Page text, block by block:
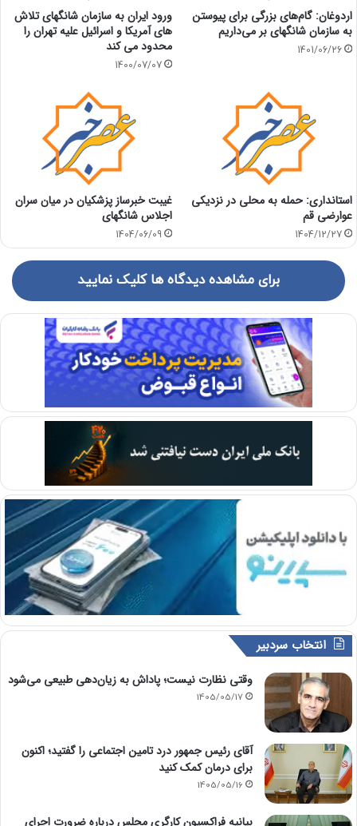
اردوغان: گام‌های بزرگی برای پیوستن
به سازمان شانگهای بر می‌داریم
1401/06/26
ورود ایران به سازمان شانگهای تلاش
های آمریکا و اسرائیل علیه تهران را
محدود می کند
1400/07/07
استانداری: حمله به محلی در نزدیکی
عوارضی قم
1404/12/27
غیبت خبرساز پزشکیان در میان سران
اجلاس شانگهای
1404/06/09
برای مشاهده دیدگاه ها کلیک نمایید
انتخاب سردبیر
وقتی نظارت نیست؛ پاداش به زیان‌دهی طبیعی می‌شود
1405/05/17
آقای رئیس جمهور درد تامین اجتماعی را گفتید؛ اکنون
برای درمان کمک کنید
1405/05/16
بیانیه فراکسیون کارگری مجلس درباره ضرورت اجرای